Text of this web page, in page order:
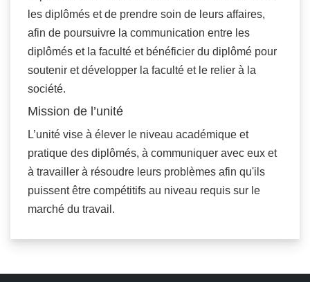
les diplômés et de prendre soin de leurs affaires,
afin de poursuivre la communication entre les
diplômés et la faculté et bénéficier du diplômé pour
soutenir et développer la faculté et le relier à la
société.
Mission de l’unité
L’unité vise à élever le niveau académique et
pratique des diplômés, à communiquer avec eux et
à travailler à résoudre leurs problèmes afin qu'ils
puissent être compétitifs au niveau requis sur le
marché du travail.